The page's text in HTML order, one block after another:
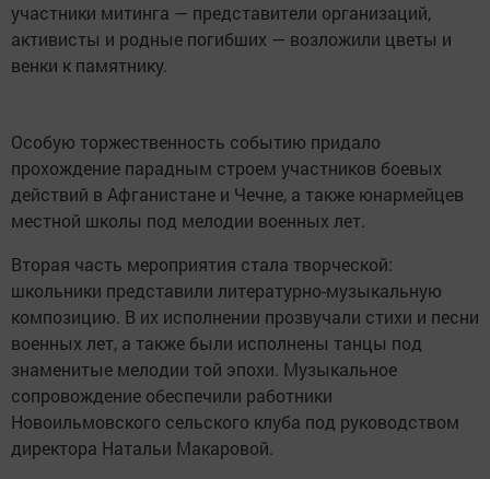
участники митинга — представители организаций,
активисты и родные погибших — возложили цветы и
венки к памятнику.
Особую торжественность событию придало
прохождение парадным строем участников боевых
действий в Афганистане и Чечне, а также юнармейцев
местной школы под мелодии военных лет.
Вторая часть мероприятия стала творческой:
школьники представили литературно-музыкальную
композицию. В их исполнении прозвучали стихи и песни
военных лет, а также были исполнены танцы под
знаменитые мелодии той эпохи. Музыкальное
сопровождение обеспечили работники
Новоильмовского сельского клуба под руководством
директора Натальи Макаровой.